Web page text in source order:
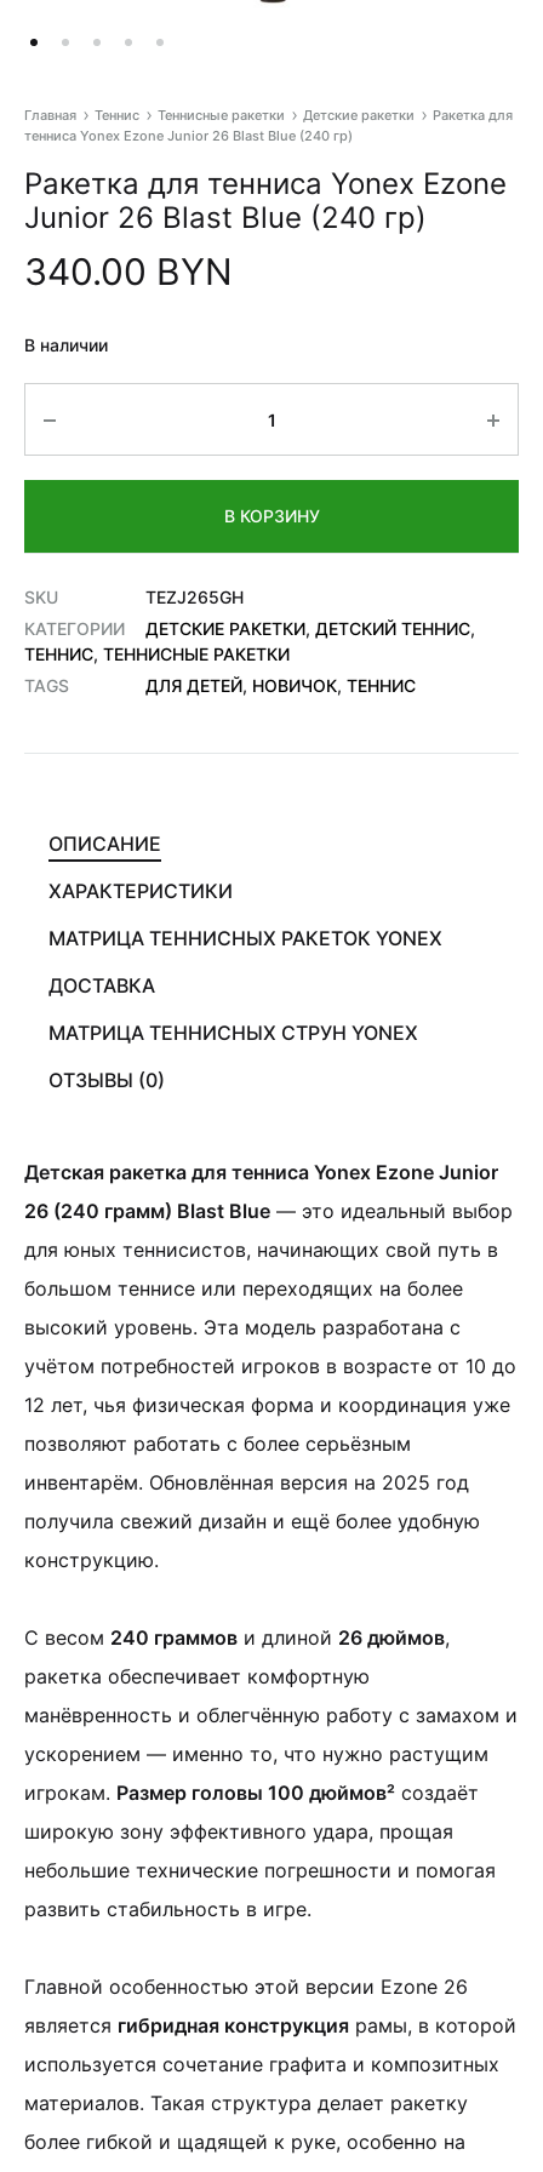
Главная Теннис Теннисные ракетки Детские ракетки
Ракетка для
тенниса Yonex Ezone Junior 26 Blast Blue (240 гр)
Ракетка для тенниса Yonex Ezone
Junior 26 Blast Blue (240 гр)
340.00 BYN
В наличии
В КОРЗИНУ
SKU
TEZJ265GH
КАТЕГОРИИ
ДЕТСКИЕ РАКЕТКИ, ДЕТСКИЙ ТЕННИС,
ТЕННИС, ТЕННИСНЫЕ РАКЕТКИ
TAGS
ДЛЯ ДЕТЕЙ, НОВИЧОК, ТЕННИС
ОПИСАНИЕ
ХАРАКТЕРИСТИКИ
МАТРИЦА ТЕННИСНЫХ РАКЕТОК YONEX
ДОСТАВКА
МАТРИЦА ТЕННИСНЫХ СТРУН YONEX
ОТЗЫВЫ (0)
Детская ракетка для тенниса Yonex Ezone Junior
26 (240 грамм) Blast Blue — это идеальный выбор
для юных теннисистов, начинающих свой путь в
большом теннисе или переходящих на более
высокий уровень. Эта модель разработана с
учётом потребностей игроков в возрасте от 10 до
12 лет, чья физическая форма и координация уже
позволяют работать с более серьёзным
инвентарём. Обновлённая версия на 2025 год
получила свежий дизайн и ещё более удобную
конструкцию.
С весом 240 граммов и длиной 26 дюймов,
ракетка обеспечивает комфортную
манёвренность и облегчённую работу с замахом и
ускорением — именно то, что нужно растущим
игрокам. Размер головы 100 дюймов² создаёт
широкую зону эффективного удара, прощая
небольшие технические погрешности и помогая
развить стабильность в игре.
Главной особенностью этой версии Ezone 26
является гибридная конструкция рамы, в которой
используется сочетание графита и композитных
материалов. Такая структура делает ракетку
более гибкой и щадящей к руке, особенно на